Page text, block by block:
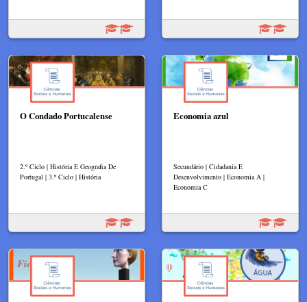
O Condado Portucalense
2.º Ciclo | História E Geografia De
Portugal | 3.º Ciclo | História
Economia azul
Secundário | Cidadania E
Desenvolvimento | Economia A |
Economia C